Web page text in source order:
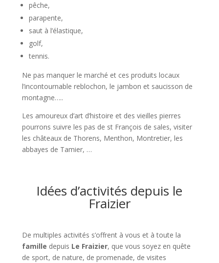
pêche,
parapente,
saut à l’élastique,
golf,
tennis.
Ne pas manquer le marché et ces produits locaux
l’incontournable reblochon, le jambon et saucisson de
montagne…..
Les amoureux d’art d’histoire et des vieilles pierres
pourrons suivre les pas de st François de sales, visiter
les châteaux de Thorens, Menthon, Montretier, les
abbayes de Tamier, …
Idées d’activités depuis le
Fraizier
De multiples activités s’offrent à vous et à toute la
famille depuis Le Fraizier, que vous soyez en quête
de sport, de nature, de promenade, de visites